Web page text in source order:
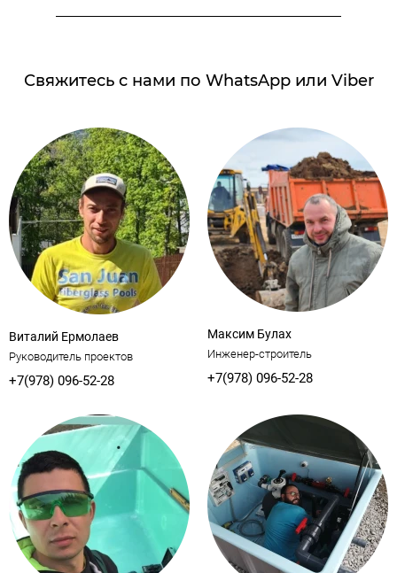
Свяжитесь с нами по WhatsApp или Viber
Виталий Ермолаев
Руководитель проектов
+7(978) 096-52-28
Максим Булах
Инженер-строитель
+7(978) 096-52-28